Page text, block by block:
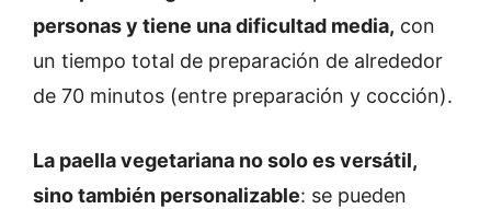
personas y tiene una dificultad media, con
un tiempo total de preparación de alrededor
de 70 minutos (entre preparación y cocción).
La paella vegetariana no solo es versátil,
sino también personalizable: se pueden